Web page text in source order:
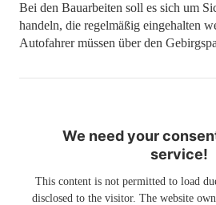
Bei den Bauarbeiten soll es sich um
handeln, die regelmäßig eingehalten
Autofahrer müssen über den
We need your
service!
This content is not permitted to load
disclosed to the visitor. The website